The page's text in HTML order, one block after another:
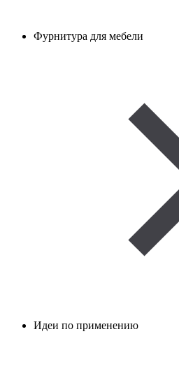
Фурнитура для мебели
Идеи по применению